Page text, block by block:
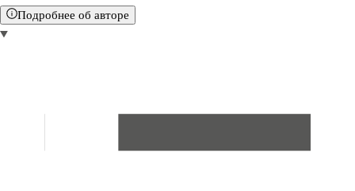
Подробнее об авторе